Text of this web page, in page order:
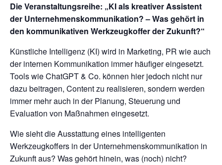
Die Veranstaltungsreihe: „KI als kreativer Assistent
der Unternehmenskommunikation? – Was gehört in
den kommunikativen Werkzeugkoffer der Zukunft?“
Künstliche Intelligenz (KI) wird in Marketing, PR wie auch
der internen Kommunikation immer häufiger eingesetzt.
Tools wie ChatGPT & Co. können hier jedoch nicht nur
dazu beitragen, Content zu realisieren, sondern werden
immer mehr auch in der Planung, Steuerung und
Evaluation von Maßnahmen eingesetzt.
Wie sieht die Ausstattung eines intelligenten
Werkzeugkoffers in der Unternehmenskommunikation in
Zukunft aus? Was gehört hinein, was (noch) nicht?